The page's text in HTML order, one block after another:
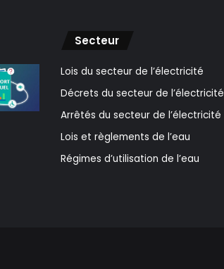
Secteur
Lois du secteur de l’électricité
Décrets du secteur de l’électricité
Arrêtés du secteur de l’électricité
Lois et règlements de l’eau
Régimes d’utilisation de l’eau